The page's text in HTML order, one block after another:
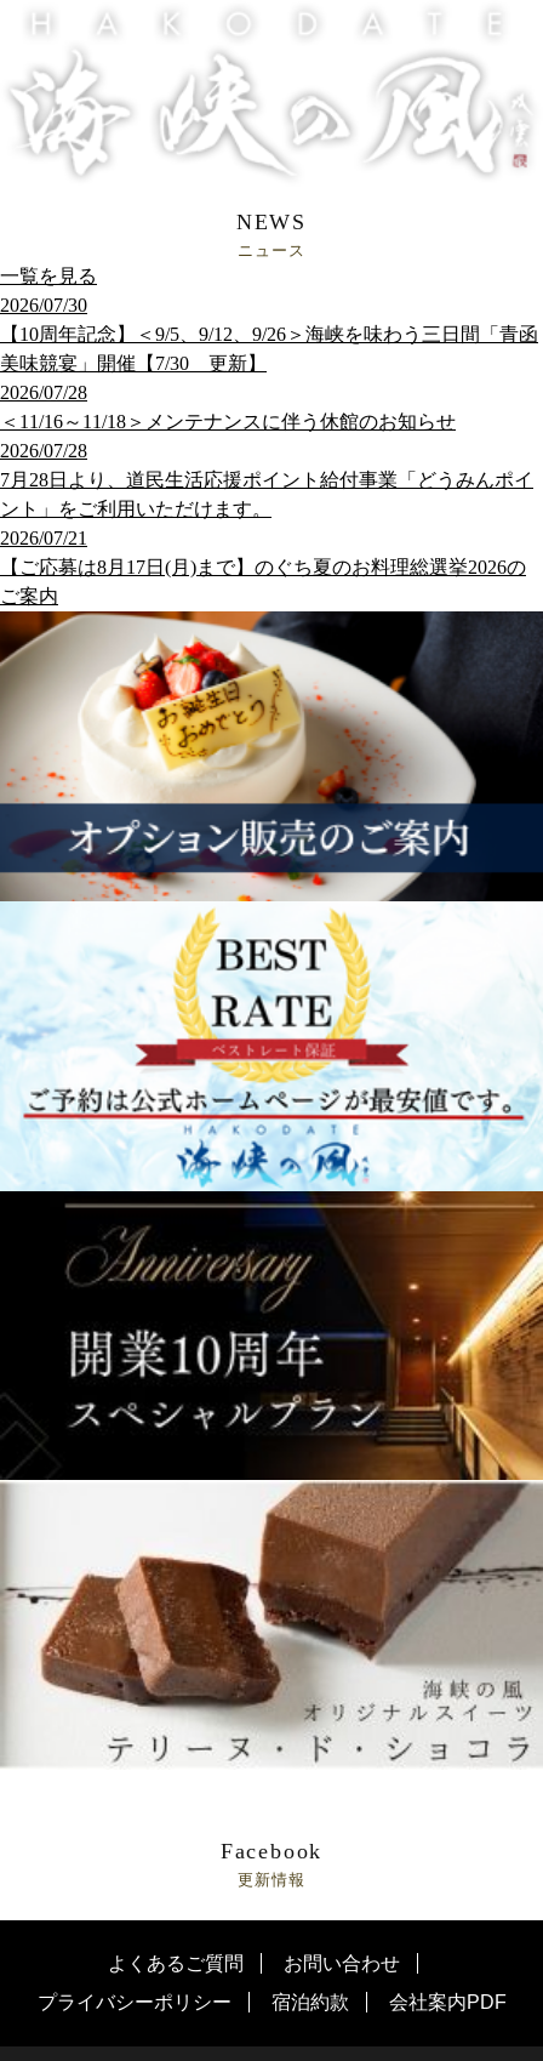
NEWS
ニュース
一覧を見る
2026/07/30
【10周年記念】＜9/5、9/12、9/26＞海峡を味わう三日間「青函
美味競宴」開催【7/30 更新】
2026/07/28
＜11/16～11/18＞メンテナンスに伴う休館のお知らせ
2026/07/28
7月28日より、道民生活応援ポイント給付事業「どうみんポイ
ント」をご利用いただけます。
2026/07/21
【ご応募は8月17日(月)まで】のぐち夏のお料理総選挙2026の
ご案内
Facebook
更新情報
よくあるご質問
お問い合わせ
プライバシーポリシー
宿泊約款 会社案内PDF